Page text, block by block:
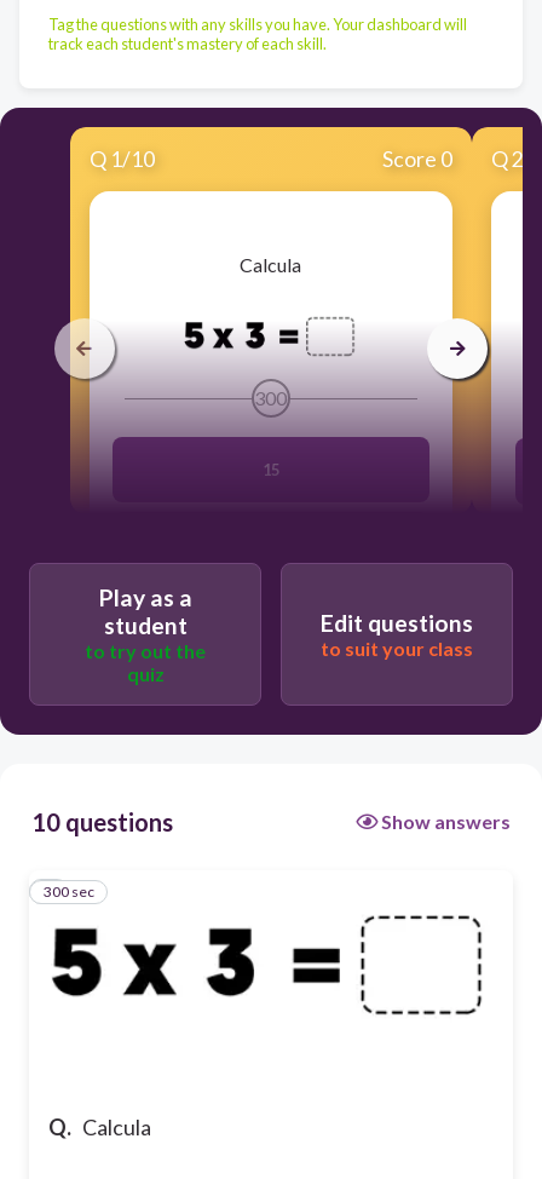
Tag the questions with any skills you have. Your dashboard will
track each student's mastery of each skill.
Q 1/10 Score 0
​Calcula
300
15
Q2
Play as a
student
to try out the
quiz
Edit questions
to suit your class
10 questions Show answers
Q. Calcula
1
300 sec